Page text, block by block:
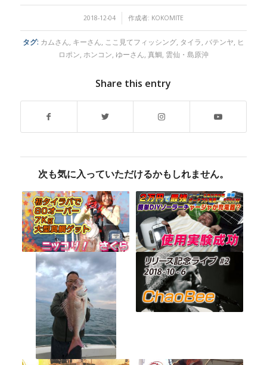
2018-12-04
/ 作成者: KOKOMITE
タグ: カムさん キーさん ここ見てフィッシング, タイラ バテンヤ ヒ
ロポン ホンコン ゆーさん 真鯛, 雲仙・島原沖
Share this entry
次も気に入っていただけるかもしれません。